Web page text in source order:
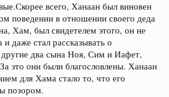
всего, Ханаан был виновен
поведении в отношении своего деда
Хам, был свидетелем этого, он не
и даже стал рассказывать о
два сына Ноя, Сим и Иафет,
это они были благословлены. Ханаан
для Хама стало то, что его
позором.